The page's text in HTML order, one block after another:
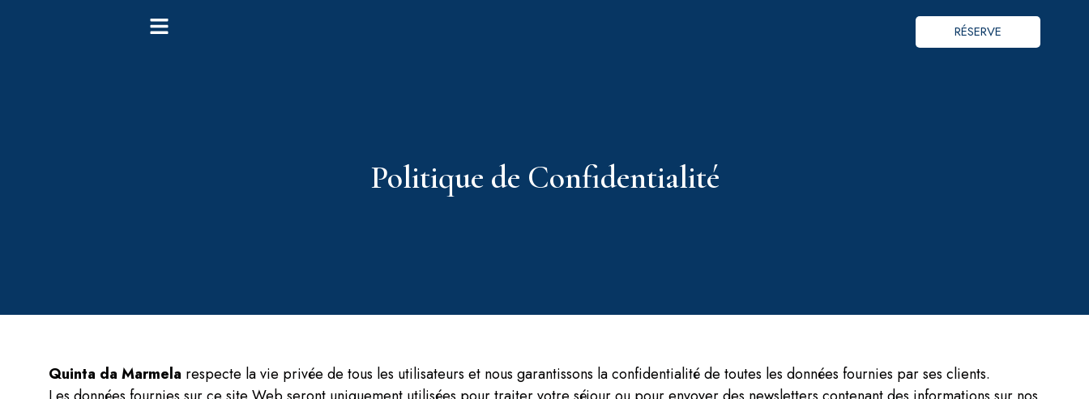
RÉSERVE
Politique de Confidentialité
Quinta da Marmela respecte la vie privée de tous les utilisateurs et nous garantissons la confidentialité de toutes les données fournies par ses clients.